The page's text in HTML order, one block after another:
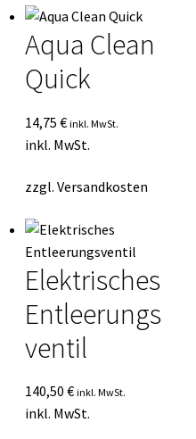
Aqua Clean
Quick
14,75€ inkl. MwSt.
inkl. MwSt.
zzgl.Versandkosten
Elektrisches
Entleerungs
ventil
140,50€ inkl. MwSt.
inkl. MwSt.